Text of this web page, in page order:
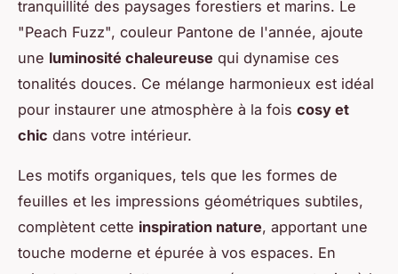
tranquillité des paysages forestiers et marins. Le
"Peach Fuzz", couleur Pantone de l'année, ajoute
une luminosité chaleureuse qui dynamise ces
tonalités douces. Ce mélange harmonieux est idéal
pour instaurer une atmosphère à la fois cosy et
chic dans votre intérieur.
Les motifs organiques, tels que les formes de
feuilles et les impressions géométriques subtiles,
complètent cette inspiration nature, apportant une
touche moderne et épurée à vos espaces. En